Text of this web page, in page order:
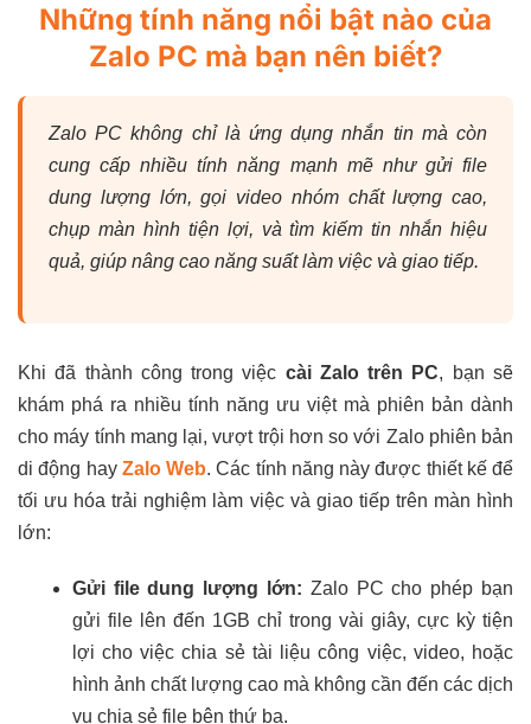
Những tính năng nổi bật nào của
Zalo PC mà bạn nên biết?
Zalo PC không chỉ là ứng dụng nhắn tin mà còn
cung cấp nhiều tính năng mạnh mẽ như gửi file
dung lượng lớn, gọi video nhóm chất lượng cao,
chụp màn hình tiện lợi, và tìm kiếm tin nhắn hiệu
quả, giúp nâng cao năng suất làm việc và giao tiếp.
Khi đã thành công trong việc cài Zalo trên PC, bạn sẽ
khám phá ra nhiều tính năng ưu việt mà phiên bản dành
cho máy tính mang lại, vượt trội hơn so với Zalo phiên bản
di động hay Zalo Web. Các tính năng này được thiết kế để
tối ưu hóa trải nghiệm làm việc và giao tiếp trên màn hình
lớn:
Gửi file dung lượng lớn: Zalo PC cho phép bạn
gửi file lên đến 1GB chỉ trong vài giây, cực kỳ tiện
lợi cho việc chia sẻ tài liệu công việc, video, hoặc
hình ảnh chất lượng cao mà không cần đến các dịch
vụ chia sẻ file bên thứ ba.